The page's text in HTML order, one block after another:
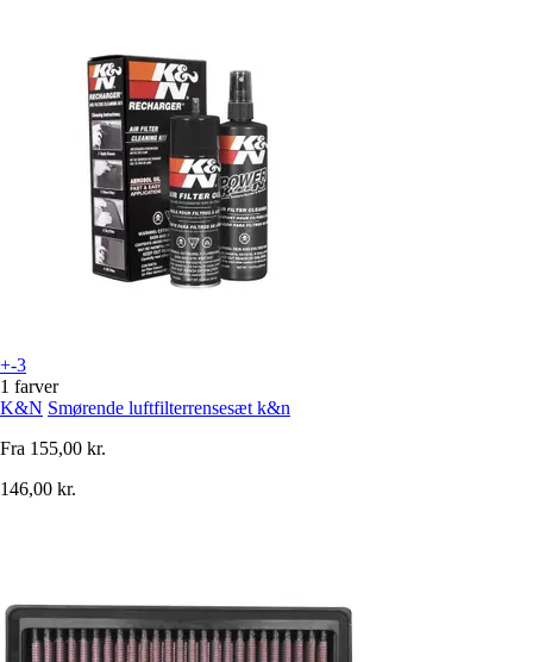
+-3
1 farver
K&N Smørende luftfilterrensesæt k&n
Fra 155,00 kr.
146,00 kr.